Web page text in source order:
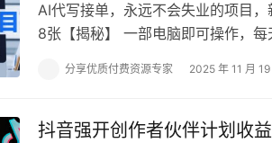
AI代写接单，永远不会失业的项目
8张【揭秘】 一部电脑即可操作，
分享优质付费资源专家 2025 年 11 月 19
抖音强开创作者伙伴计划收